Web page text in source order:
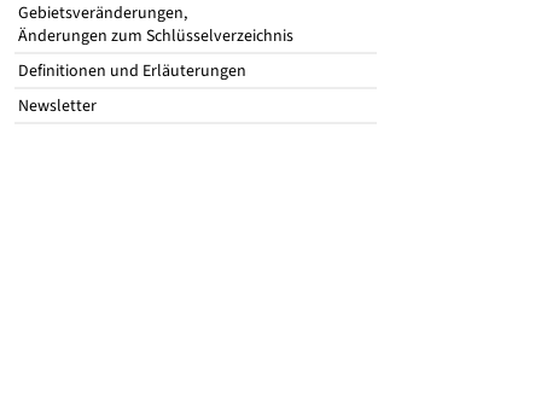
Gebietsveränderungen,
Änderungen zum Schlüsselverzeichnis
Definitionen und Erläuterungen
Newsletter